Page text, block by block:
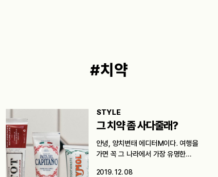
#치약
STYLE
그 치약 좀 사다줄래?
안녕, 양치변태 에디터M이다. 여행을
가면 꼭 그 나라에서 가장 유명한…
2019. 12. 08